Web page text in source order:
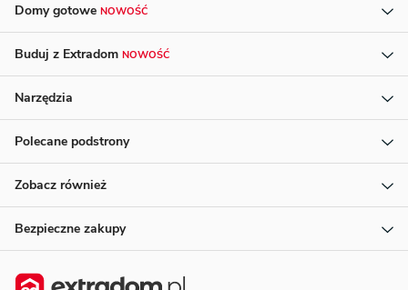
Domy gotowe NOWOŚĆ
Buduj z Extradom NOWOŚĆ
Narzędzia
Polecane podstrony
Zobacz również
Bezpieczne zakupy